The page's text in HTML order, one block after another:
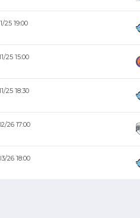
25 19:00
25 15:00
25 18:30
26 17:00
26 18:00